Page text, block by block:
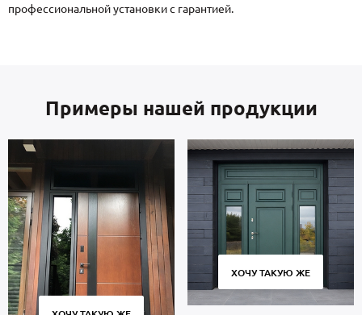
профессиональной установки с гарантией.
Примеры нашей продукции
ХОЧУ ТАКУЮ ЖЕ